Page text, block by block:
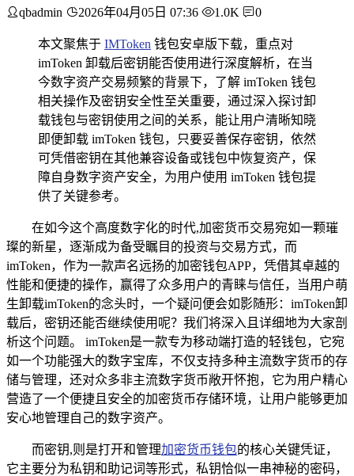
qbadmin 2026年04月05日 07:36 1.0K 0
本文聚焦于 IMToken 钱包安卓版下载，重点对
imToken 卸载后密钥能否使用进行深度解析，在当
今数字资产交易频繁的背景下，了解 imToken 钱包
相关操作及密钥安全性至关重要，通过深入探讨卸
载钱包与密钥使用之间的关系，能让用户清晰知晓
即便卸载 imToken 钱包，只要妥善保存密钥，依然
可凭借密钥在其他兼容设备或钱包中恢复资产，保
障自身数字资产安全，为用户使用 imToken 钱包提
供了关键参考。
在如今这个高度数字化的时代,加密货币交易宛如一颗璀
璨的新星，逐渐成为备受瞩目的投资与交易方式，而
imToken，作为一款声名远扬的加密钱包APP，凭借其卓越的
性能和便捷的操作，赢得了众多用户的青睐与信任，当用户萌
生卸载imToken的念头时，一个疑问便会如影随形：imToken卸
载后，密钥还能否继续使用呢？我们将深入且详细地为大家剖
析这个问题。 imToken是一款专为移动端打造的轻钱包，它宛
如一个功能强大的数字宝库，不仅支持多种主流数字货币的存
储与管理，还对众多非主流数字货币敞开怀抱，它为用户精心
营造了一个便捷且安全的加密货币存储环境，让用户能够更加
安心地管理自己的数字资产。
而密钥,则是打开和管理加密货币钱包的核心关键凭证，
它主要分为私钥和助记词等形式，私钥恰似一串神秘的密码，